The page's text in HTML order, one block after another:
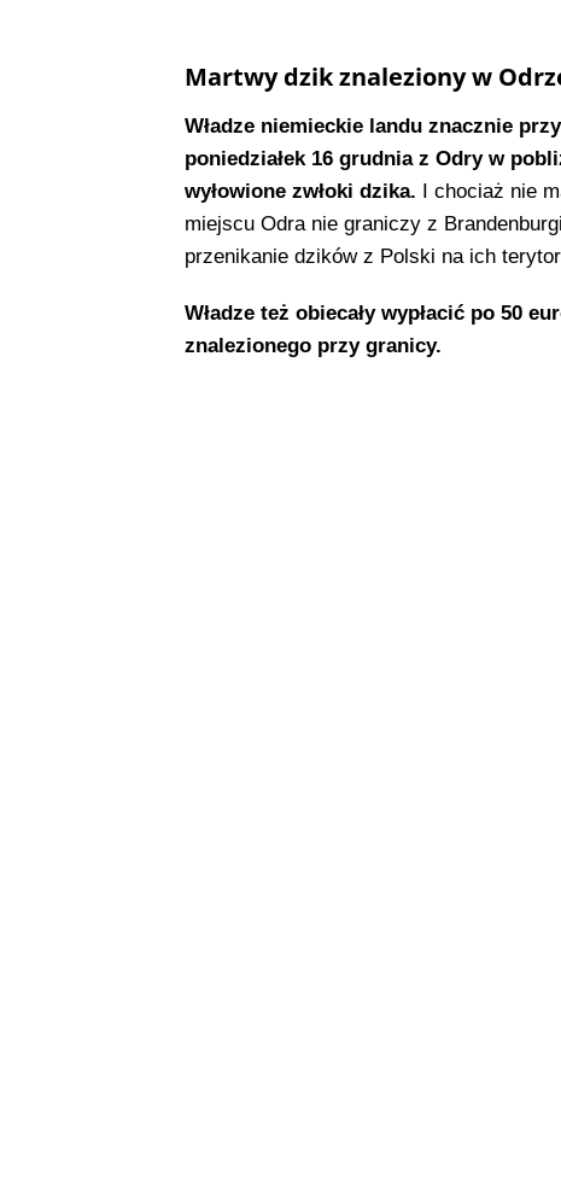
Martwy dzik znaleziony w
Władze niemieckie landu znacznie
poniedziałek 16 grudnia z Odry w
wyłowione zwłoki dzika. I chociaż nie
miejscu Odra nie graniczy z
przenikanie dzików z Polski na ich
Władze też obiecały wypłacić po 50
znalezionego przy granicy.